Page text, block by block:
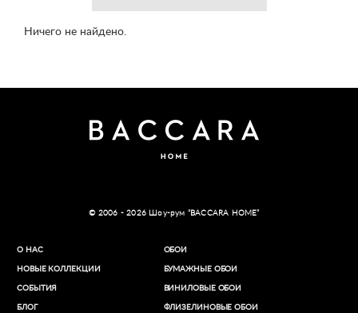
Ничего не найдено.
© 2006 - 2026 Шоу-рум “BACCARA HOME”
О НАС
НОВЫЕ КОЛЛЕКЦИИ
СОБЫТИЯ
БЛОГ
ОБОИ
БУМАЖНЫЕ ОБОИ
ВИНИЛОВЫЕ ОБОИ​
ФЛИЗЕЛИНОВЫЕ ОБОИ